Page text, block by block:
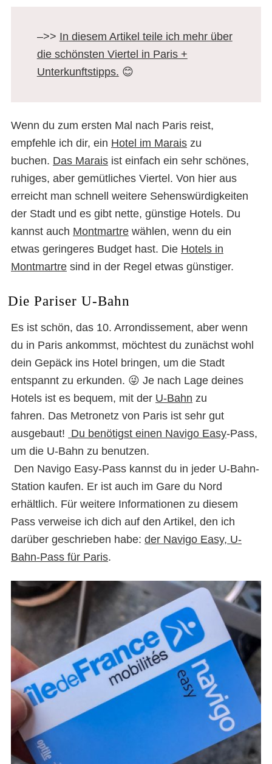
–>> In diesem Artikel teile ich mehr über
die schönsten Viertel in Paris +
Unterkunftstipps. 😊
Wenn du zum ersten Mal nach Paris reist,
empfehle ich dir, ein Hotel im Marais zu
buchen. Das Marais ist einfach ein sehr schönes,
ruhiges, aber gemütliches Viertel. Von hier aus
erreicht man schnell weitere Sehenswürdigkeiten
der Stadt und es gibt nette, günstige Hotels. Du
kannst auch Montmartre wählen, wenn du ein
etwas geringeres Budget hast. Die Hotels in
Montmartre sind in der Regel etwas günstiger.
Die Pariser U-Bahn
Es ist schön, das 10. Arrondissement, aber wenn
du in Paris ankommst, möchtest du zunächst wohl
dein Gepäck ins Hotel bringen, um die Stadt
entspannt zu erkunden. 😜 Je nach Lage deines
Hotels ist es bequem, mit der U-Bahn zu
fahren. Das Metronetz von Paris ist sehr gut
ausgebaut! Du benötigst einen Navigo Easy-Pass,
um die U-Bahn zu benutzen.
Den Navigo Easy-Pass kannst du in jeder U-Bahn-
Station kaufen. Er ist auch im Gare du Nord
erhältlich. Für weitere Informationen zu diesem
Pass verweise ich dich auf den Artikel, den ich
darüber geschrieben habe: der Navigo Easy, U-
Bahn-Pass für Paris.